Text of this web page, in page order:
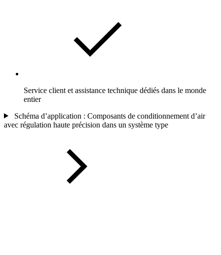
Service client et assistance technique dédiés dans le monde
entier
Schéma d’application : Composants de conditionnement d’air
avec régulation haute précision dans un système type